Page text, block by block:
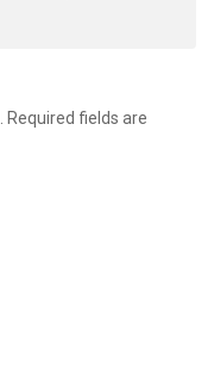
Required fields are